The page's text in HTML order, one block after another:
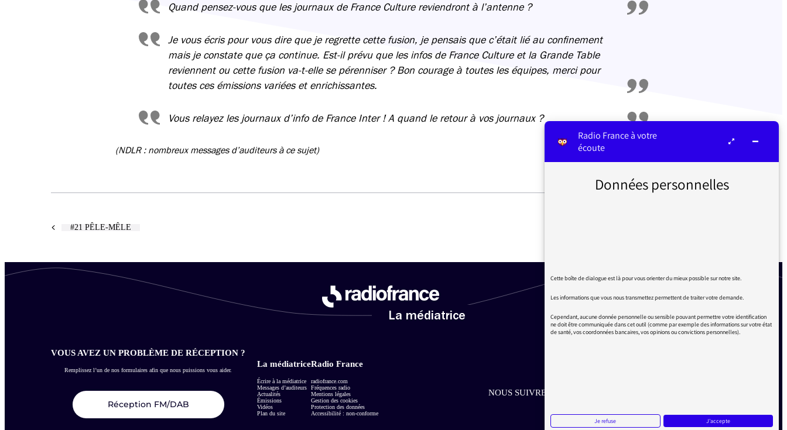
Quand pensez-vous que les journaux de France Culture reviendront à l’antenne ?
Je vous écris pour vous dire que je regrette cette fusion, je pensais que c’était lié au confinement
mais je constate que ça continue. Est-il prévu que les infos de France Culture et la Grande Table
reviennent ou cette fusion va-t-elle se pérenniser ? Bon courage à toutes les équipes, merci pour
toutes ces émissions variées et enrichissantes.
Vous relayez les journaux d’info de France Inter ! A quand le retour à vos journaux ?
(NDLR : nombreux messages d’auditeurs à ce sujet)
#21 PÊLE-MÊLE
La médiatrice
VOUS AVEZ UN PROBLÈME DE RÉCEPTION ?
Remplissez l’un de nos formulaires afin que nous puissions vous aider.
Réception FM/DAB
La médiatrice
Écrire à la médiatrice
Messages d’auditeurs
Actualités
Émissions
Vidéos
Plan du site
Radio France
radiofrance.com
Fréquences radio
Mentions légales
Gestion des cookies
Protection des données
Accessibilité : non-conforme
NOUS SUIVRE SUR LES RÉSEAUX
Aller sur la page Facebook de la Médiatrice
Aller sur la page Twitter de la Médiatrice
Aller sur la page Instagram de la Médiatrice
Radio France à votre
écoute
Données personnelles
Cette boîte de dialogue est là pour vous orienter du mieux possible sur notre site.
Les informations que vous nous transmettez permettent de traiter votre demande.
Cependant, aucune donnée personnelle ou sensible pouvant permettre votre identification
ne doit être communiquée dans cet outil (comme par exemple des informations sur votre état
de santé, vos coordonnées bancaires, vos opinions ou convictions personnelles).
Je refuse J'accepte